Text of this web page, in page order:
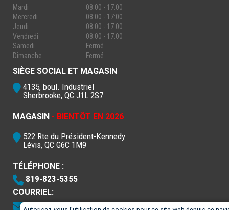
Mardi
08:00 - 17:00
Mercredi
08:00 - 17:00
Jeudi
08:00 - 17:00
Vendredi
08:00 - 17:00
Samedi
Fermé
Dimanche
Fermé
SIÈGE SOCIAL ET MAGASIN
4135, boul. Industriel
Sherbrooke, QC J1L 2S7
MAGASIN - BIENTÔT EN 2026
522 Rte du Président-Kennedy
Lévis, QC G6C 1M9
TÉLÉPHONE :
819-823-5355
COURRIEL:
info@electro5.com